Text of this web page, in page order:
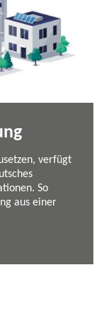
verfügt
So
aus einer
an: